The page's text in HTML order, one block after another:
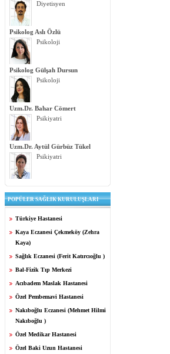
Diyetisyen
Psikolog Aslı Özlü
Psikoloji
Psikolog Gülşah Dursun
Psikoloji
Uzm.Dr. Bahar Cömert
Psikiyatri
Uzm.Dr. Aytül Gürbüz Tükel
Psikiyatri
POPÜLER SAĞLIK KURULUŞLARI
Türkiye Hastanesi
Kaya Eczanesi Çekmeköy (Zehra
Kaya)
Sağlık Eczanesi (Ferit Katırcıoğlu )
Bal-Fizik Tıp Merkezi
Acıbadem Maslak Hastanesi
Özel Pembemavi Hastanesi
Nakıboğlu Eczanesi (Mehmet Hilmi
Nakıboğlu )
Özel Medikar Hastanesi
Özel Baki Uzun Hastanesi